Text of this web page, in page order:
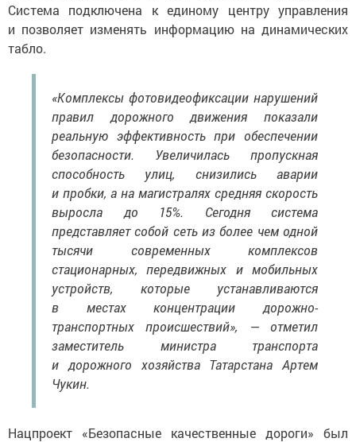
Система подключена к единому центру управления
и позволяет изменять информацию на динамических
табло.
«Комплексы фотовидеофиксации нарушений
правил дорожного движения показали
реальную эффективность при обеспечении
безопасности. Увеличилась пропускная
способность улиц, снизились аварии
и пробки, а на магистралях средняя скорость
выросла до 15%. Сегодня система
представляет собой сеть из более чем одной
тысячи современных комплексов
стационарных, передвижных и мобильных
устройств, которые устанавливаются
в местах концентрации дорожно-
транспортных происшествий», — отметил
заместитель министра транспорта
и дорожного хозяйства Татарстана Артем
Чукин.
Нацпроект «Безопасные качественные дороги» был